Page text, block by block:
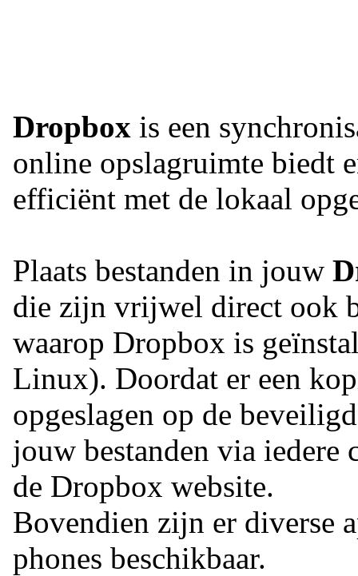
Dropbox is een
online opslagruimte biedt
efficiënt met de lokaal
Plaats bestanden in jouw
die zijn vrijwel direct ook
waarop Dropbox is
Linux). Doordat er een
opgeslagen op de
jouw bestanden via iedere
de Dropbox website.
Bovendien zijn er diverse
phones beschikbaar.